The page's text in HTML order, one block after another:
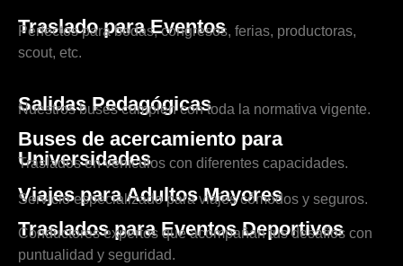
Traslado para Eventos
Perfectos para bodas, congresos, ferias, productoras,
scout, etc.
Salidas Pedagógicas
Nuestros buses cumplen con toda la normativa vigente.
Buses de acercamiento para
Universidades
Traslados en vehículos con diferentes capacidades.
Viajes para Adultos Mayores
Servicio especializado para viajes cómodos y seguros.
Traslados para Eventos Deportivos
Conductores expertos que acompañan tus desafíos con
puntualidad y seguridad.